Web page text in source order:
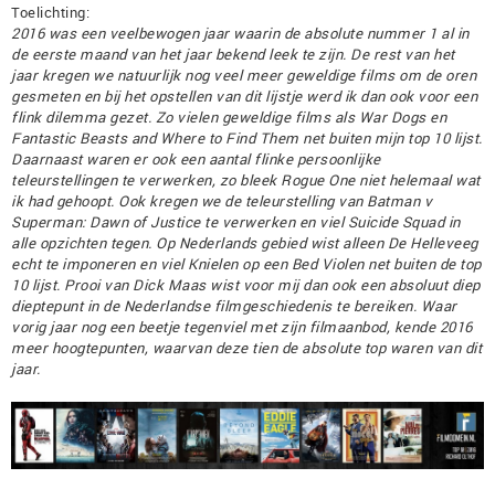
Toelichting:
2016 was een veelbewogen jaar waarin de absolute nummer 1 al in
de eerste maand van het jaar bekend leek te zijn. De rest van het
jaar kregen we natuurlijk nog veel meer geweldige films om de oren
gesmeten en bij het opstellen van dit lijstje werd ik dan ook voor een
flink dilemma gezet. Zo vielen geweldige films als War Dogs en
Fantastic Beasts and Where to Find Them net buiten mijn top 10 lijst.
Daarnaast waren er ook een aantal flinke persoonlijke
teleurstellingen te verwerken, zo bleek Rogue One niet helemaal wat
ik had gehoopt. Ook kregen we de teleurstelling van Batman v
Superman: Dawn of Justice te verwerken en viel Suicide Squad in
alle opzichten tegen. Op Nederlands gebied wist alleen De Helleveeg
echt te imponeren en viel Knielen op een Bed Violen net buiten de top
10 lijst. Prooi van Dick Maas wist voor mij dan ook een absoluut diep
dieptepunt in de Nederlandse filmgeschiedenis te bereiken. Waar
vorig jaar nog een beetje tegenviel met zijn filmaanbod, kende 2016
meer hoogtepunten, waarvan deze tien de absolute top waren van dit
jaar.